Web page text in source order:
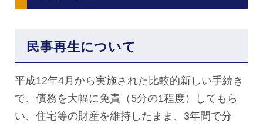
民事再生について
平成12年4月から実施された比較的新しい手続き
で、債務を大幅に免責（5分の1程度）してもら
い、住宅等の財産を維持したまま、3年間で分